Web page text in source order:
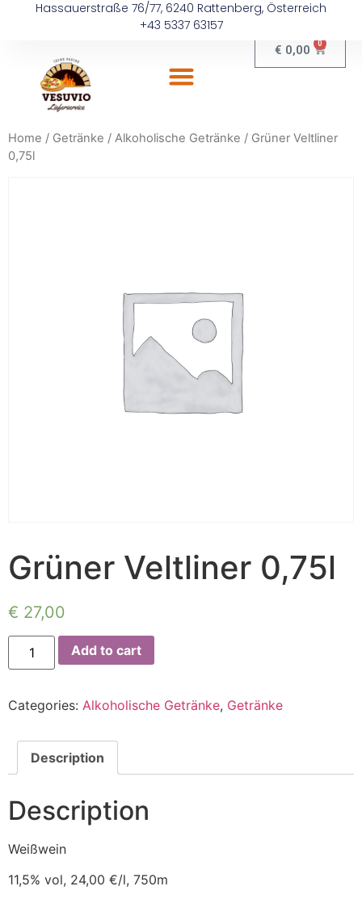
Hassauerstraße 76/77, 6240 Rattenberg, Österreich
+43 5337 63157
€ 0,00 0
Home / Getränke / Alkoholische Getränke / Grüner Veltliner
0,75l
Grüner Veltliner 0,75l
€ 27,00
Add to cart
Categories: Alkoholische Getränke, Getränke
Description
Description
Weißwein
11,5% vol, 24,00 €/l, 750m